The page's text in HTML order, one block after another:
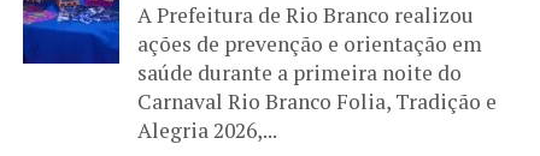
A Prefeitura de Rio Branco realizou
ações de prevenção e orientação em
saúde durante a primeira noite do
Carnaval Rio Branco Folia, Tradição e
Alegria 2026,...